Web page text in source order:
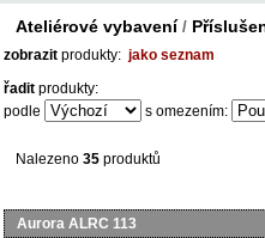
Ateliérové vybavení /
zobrazit produkty: jako seznam
řadit produkty:
podle
s omezením:
Nalezeno 35 produktů
Aurora ALRC 113